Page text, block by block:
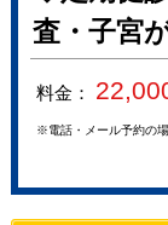
査・子宮
料金：
※電話・メール予約の